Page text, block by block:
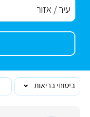
ביטוחי בריאות